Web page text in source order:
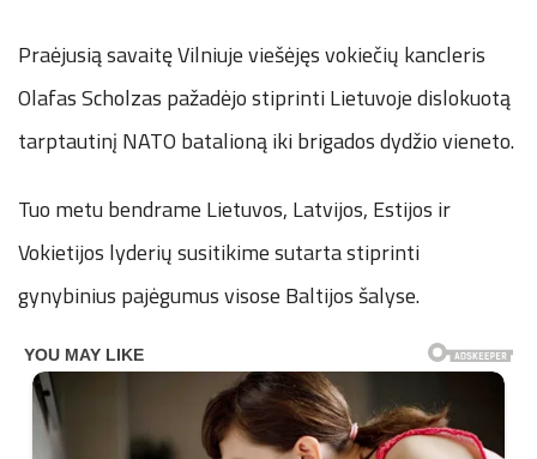
Praėjusią savaitę Vilniuje viešėjęs vokiečių kancleris
Olafas Scholzas pažadėjo stiprinti Lietuvoje dislokuotą
tarptautinį NATO batalioną iki brigados dydžio vieneto.
Tuo metu bendrame Lietuvos, Latvijos, Estijos ir
Vokietijos lyderių susitikime sutarta stiprinti
gynybinius pajėgumus visose Baltijos šalyse.